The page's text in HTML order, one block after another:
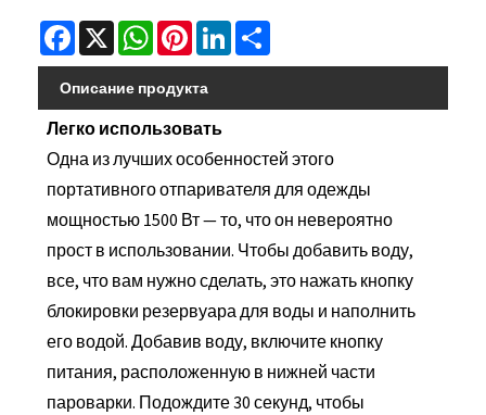
Facebook
X WhatsAppPinterestLinkedIn
Описание продукта
Легко использовать
Одна из лучших особенностей этого
портативного отпаривателя для одежды
мощностью 1500 Вт — то, что он невероятно
прост в использовании. Чтобы добавить воду,
все, что вам нужно сделать, это нажать кнопку
блокировки резервуара для воды и наполнить
его водой. Добавив воду, включите кнопку
питания, расположенную в нижней части
пароварки. Подождите 30 секунд, чтобы